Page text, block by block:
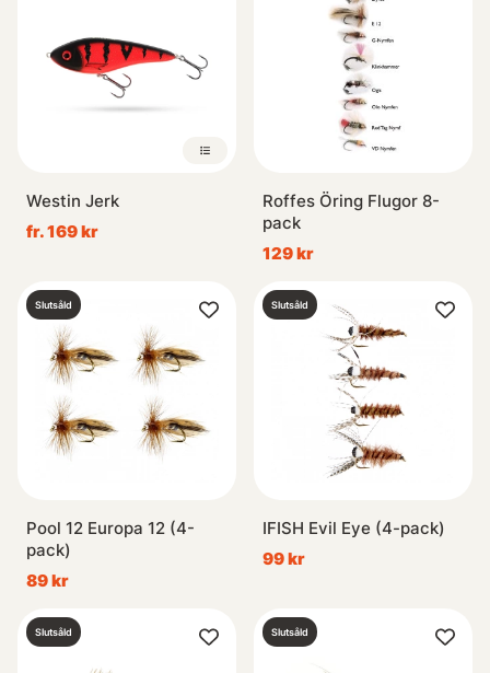
Westin Jerk
fr. 169 kr
Roffes Öring Flugor 8-
pack
129 kr
Slutsåld
Pool 12 Europa 12 (4-
pack)
89 kr
Slutsåld
IFISH Evil Eye (4-pack)
99 kr
Slutsåld Slutsåld